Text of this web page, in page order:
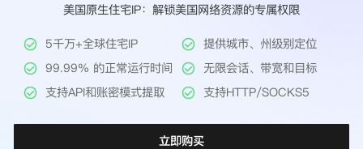
解决方案
工具
帮助中心
美国原生住宅IP：解锁美国网络资源的专属权限
5千万+全球住宅IP
提供城市、州级别定位
99.99% 的正常运行时间
无限会话、带宽和目标
支持API和账密模式提取
支持HTTP/SOCKS5
立即购买